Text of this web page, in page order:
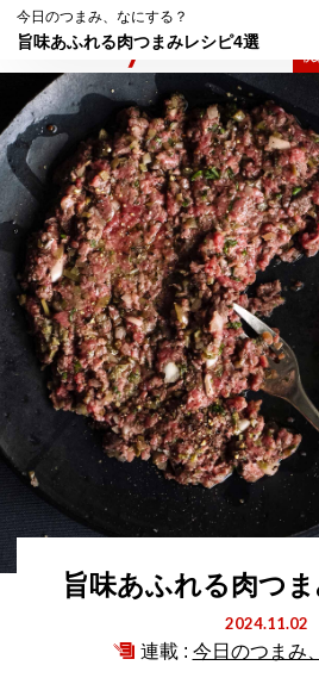
今日のつまみ、なにする？
旨味あふれる肉つまみレシピ4選
旨味あふれる肉つ
2024.11.02
連載 : 今日のつまみ